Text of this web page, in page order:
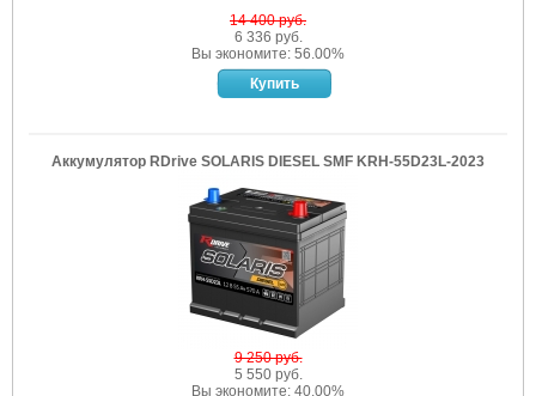
14 400 руб.
6 336 руб.
Вы экономите: 56.00%
Аккумулятор RDrive SOLARIS DIESEL SMF KRH-55D23L-2023
9 250 руб.
5 550 руб.
Вы экономите: 40.00%